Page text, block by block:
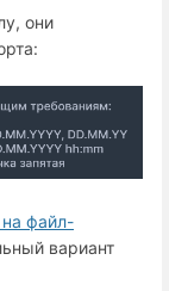
они
файл-
вариант